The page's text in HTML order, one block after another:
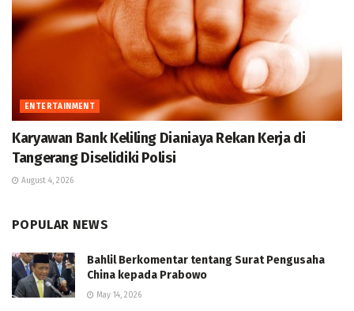
ENTERTAINMENT
Karyawan Bank Keliling Dianiaya Rekan Kerja di
Tangerang Diselidiki Polisi
August 4, 2026
POPULAR NEWS
Bahlil Berkomentar tentang Surat Pengusaha
China kepada Prabowo
May 14, 2026